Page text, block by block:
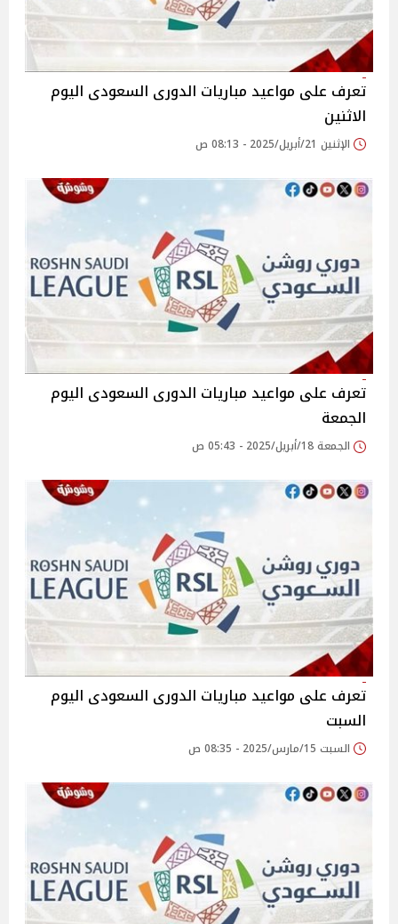
تعرف على مواعيد مباريات الدورى السعودى اليوم
الاثنين
الإثنين 21/أبريل/2025 - 08:13 ص
تعرف على مواعيد مباريات الدورى السعودى اليوم
الجمعة
الجمعة 18/أبريل/2025 - 05:43 ص
تعرف على مواعيد مباريات الدورى السعودى اليوم
السبت
السبت 15/مارس/2025 - 08:35 ص